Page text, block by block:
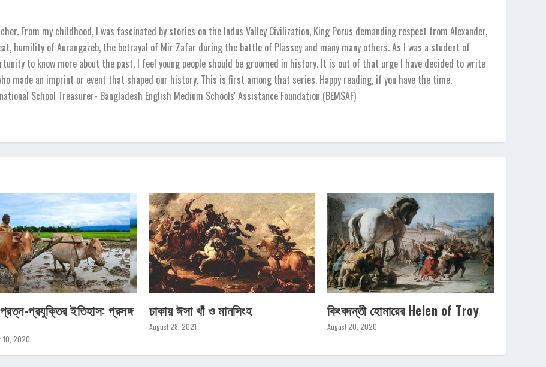
From my childhood, I was fascinated by stories on the Indus Valley Civilization, King Porus demanding respect from Alexander,
humility of Aurangazeb, the betrayal of Mir Zafar during the battle of Plassey and many many others. As I was a student of
to know more about the past. I feel young people should be groomed in history. It is out of that urge I have decided to write
made an imprint or event that shaped our history. This is first among that series. Happy reading, if you have the time.
School Treasurer- Bangladesh English Medium Schools' Assistance Foundation (BEMSAF)
প্রত্ন-প্রযুক্তির ইতিহাস: প্রসঙ্গ
10, 2020
ঢাকায় ঈসা খাঁ ও মানসিংহ
August 28, 2021
কিংবদন্তী হোমারের Helen of Troy
August 20, 2020